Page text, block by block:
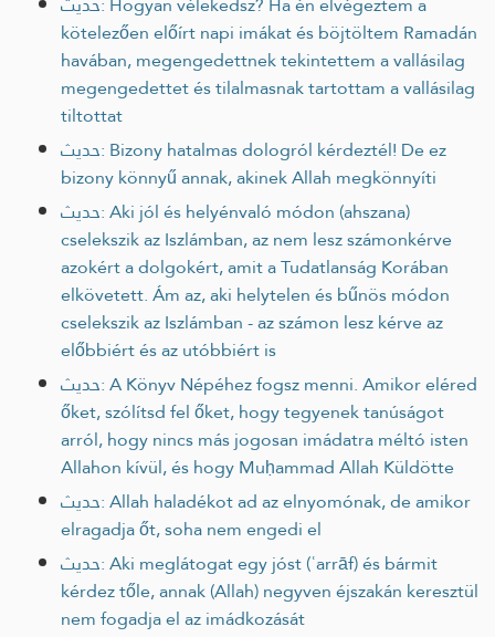
kötelezően előírt napi imákat és böjtöltem Ramadán
havában, megengedettnek tekintettem a vallásilag
megengedettet és tilalmasnak tartottam a vallásilag
tiltottat
حديث: Bizony hatalmas dologról kérdeztél! De ez
bizony könnyű annak, akinek Allah megkönnyíti
حديث: Aki jól és helyénvaló módon (ahszana)
cselekszik az Iszlámban, az nem lesz számonkérve
azokért a dolgokért, amit a Tudatlanság Korában
elkövetett. Ám az, aki helytelen és bűnös módon
cselekszik az Iszlámban - az számon lesz kérve az
előbbiért és az utóbbiért is
حديث: A Könyv Népéhez fogsz menni. Amikor eléred
őket, szólítsd fel őket, hogy tegyenek tanúságot
arról, hogy nincs más jogosan imádatra méltó isten
Allahon kívül, és hogy Muḥammad Allah Küldötte
حديث: Allah haladékot ad az elnyomónak, de amikor
elragadja őt, soha nem engedi el
حديث: Aki meglátogat egy jóst (ʿarrāf) és bármit
kérdez tőle, annak (Allah) negyven éjszakán keresztül
nem fogadja el az imádkozását